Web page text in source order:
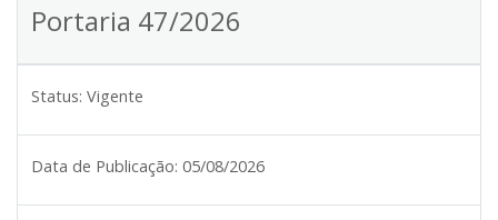
Portaria 47/2026
Status: Vigente
Data de Publicação: 05/08/2026